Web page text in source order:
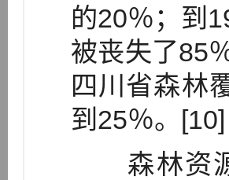
的20％；到
被丧失了85
四川省森林
到25％。[10]
森林资源